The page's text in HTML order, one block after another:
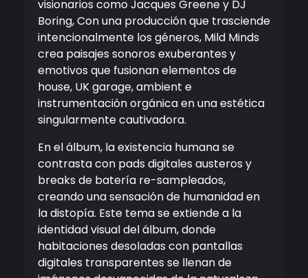
visionarios como Jacques Greene y DJ
Boring, Con una producción que trasciende
intencionalmente los géneros, Mild Minds
crea paisajes sonoros exuberantes y
emotivos que fusionan elementos de
house, UK garage, ambient e
instrumentación orgánica en una estética
singularmente cautivadora.
En el álbum, la existencia humana se
contrasta con pads digitales austeros y
breaks de batería re-sampleados,
creando una sensación de humanidad en
la distopía. Este tema se extiende a la
identidad visual del álbum, donde
habitaciones desoladas con pantallas
digitales transparentes se llenan de